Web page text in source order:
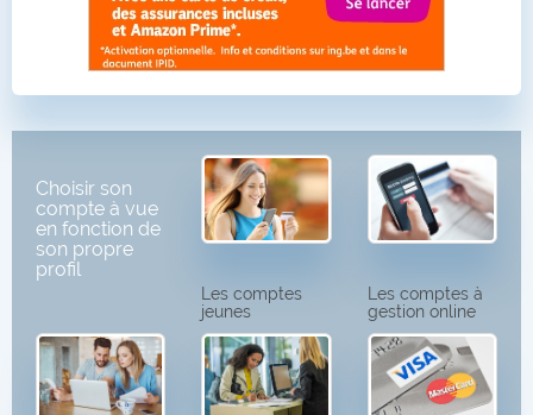
Choisir son
compte à vue
en fonction de
son propre
profil
Les comptes
jeunes
Les comptes à
gestion online